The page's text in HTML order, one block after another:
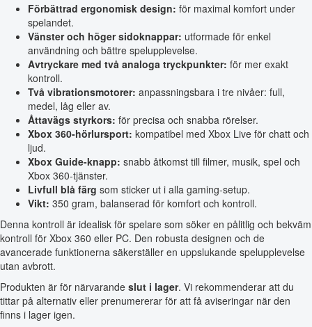
Förbättrad ergonomisk design: för maximal komfort under
spelandet.
Vänster och höger sidoknappar: utformade för enkel
användning och bättre spelupplevelse.
Avtryckare med två analoga tryckpunkter: för mer exakt
kontroll.
Två vibrationsmotorer: anpassningsbara i tre nivåer: full,
medel, låg eller av.
Åttavägs styrkors: för precisa och snabba rörelser.
Xbox 360-hörlursport: kompatibel med Xbox Live för chatt och
ljud.
Xbox Guide-knapp: snabb åtkomst till filmer, musik, spel och
Xbox 360-tjänster.
Livfull blå färg som sticker ut i alla gaming-setup.
Vikt: 350 gram, balanserad för komfort och kontroll.
Denna kontroll är idealisk för spelare som söker en pålitlig och bekväm
kontroll för Xbox 360 eller PC. Den robusta designen och de
avancerade funktionerna säkerställer en uppslukande spelupplevelse
utan avbrott.
Produkten är för närvarande slut i lager. Vi rekommenderar att du
tittar på alternativ eller prenumererar för att få aviseringar när den
finns i lager igen.